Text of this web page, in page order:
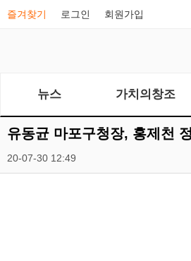
즐겨찾기 로그인 회원가입
뉴스 가치의창조
유동균 마포구청장, 홍제천
20-07-30 12:49